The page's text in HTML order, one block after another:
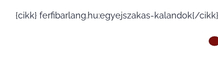
{cikk} ferfibarlang.hu:egyejszakas-kalandok{/cikk}